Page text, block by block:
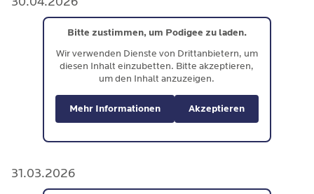
Bitte zustimmen, um Podigee zu laden.
Wir verwenden Dienste von Drittanbietern, um
diesen Inhalt einzubetten. Bitte akzeptieren,
um den Inhalt anzuzeigen.
Mehr Informationen Akzeptieren
31.03.2026